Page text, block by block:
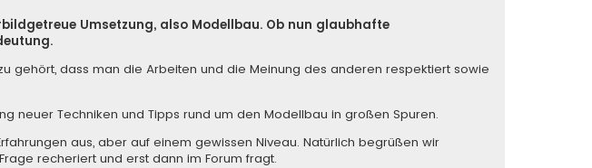
Umsetzung, also Modellbau. Ob nun glaubhafte
gehört, dass man die Arbeiten und die Meinung des anderen respektiert sowie
neuer Techniken und Tipps rund um den Modellbau in großen Spuren.
aus, aber auf einem gewissen Niveau. Natürlich begrüßen wir
recheriert und erst dann im Forum fragt.